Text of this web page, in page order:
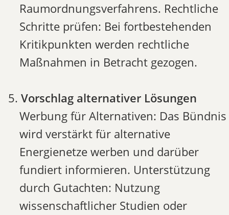
Raumordnungsverfahrens. Rechtliche
Schritte prüfen: Bei fortbestehenden
Kritikpunkten werden rechtliche
Maßnahmen in Betracht gezogen.
Vorschlag alternativer Lösungen
Werbung für Alternativen: Das Bündnis
wird verstärkt für alternative
Energienetze werben und darüber
fundiert informieren. Unterstützung
durch Gutachten: Nutzung
wissenschaftlicher Studien oder